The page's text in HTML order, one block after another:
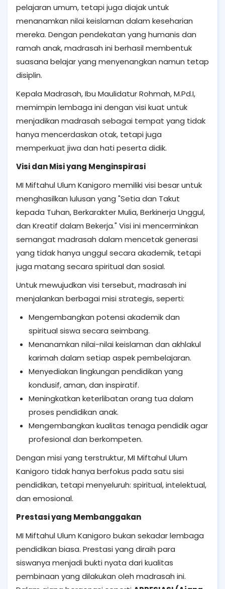
pelajaran umum, tetapi juga diajak untuk
menanamkan nilai keislaman dalam keseharian
mereka. Dengan pendekatan yang humanis dan
ramah anak, madrasah ini berhasil membentuk
suasana belajar yang menyenangkan namun tetap
disiplin.
Kepala Madrasah, Ibu Maulidatur Rohmah, M.Pd.I,
memimpin lembaga ini dengan visi kuat untuk
menjadikan madrasah sebagai tempat yang tidak
hanya mencerdaskan otak, tetapi juga
memperkuat jiwa dan hati peserta didik.
Visi dan Misi yang Menginspirasi
MI Miftahul Ulum Kanigoro memiliki visi besar untuk
menghasilkan lulusan yang "Setia dan Takut
kepada Tuhan, Berkarakter Mulia, Berkinerja Unggul,
dan Kreatif dalam Bekerja." Visi ini mencerminkan
semangat madrasah dalam mencetak generasi
yang tidak hanya unggul secara akademik, tetapi
juga matang secara spiritual dan sosial.
Untuk mewujudkan visi tersebut, madrasah ini
menjalankan berbagai misi strategis, seperti:
Mengembangkan potensi akademik dan
spiritual siswa secara seimbang.
Menanamkan nilai-nilai keislaman dan akhlakul
karimah dalam setiap aspek pembelajaran.
Menyediakan lingkungan pendidikan yang
kondusif, aman, dan inspiratif.
Meningkatkan keterlibatan orang tua dalam
proses pendidikan anak.
Mengembangkan kualitas tenaga pendidik agar
profesional dan berkompeten.
Dengan misi yang terstruktur, MI Miftahul Ulum
Kanigoro tidak hanya berfokus pada satu sisi
pendidikan, tetapi menyeluruh: spiritual, intelektual,
dan emosional.
Prestasi yang Membanggakan
MI Miftahul Ulum Kanigoro bukan sekadar lembaga
pendidikan biasa. Prestasi yang diraih para
siswanya menjadi bukti nyata dari kualitas
pembinaan yang dilakukan oleh madrasah ini.